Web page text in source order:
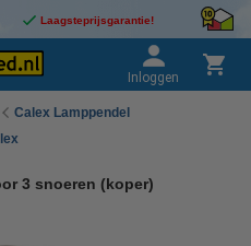
Laagsteprijsgarantie!
Inloggen
Calex Lamppendel
3 snoeren (koper)